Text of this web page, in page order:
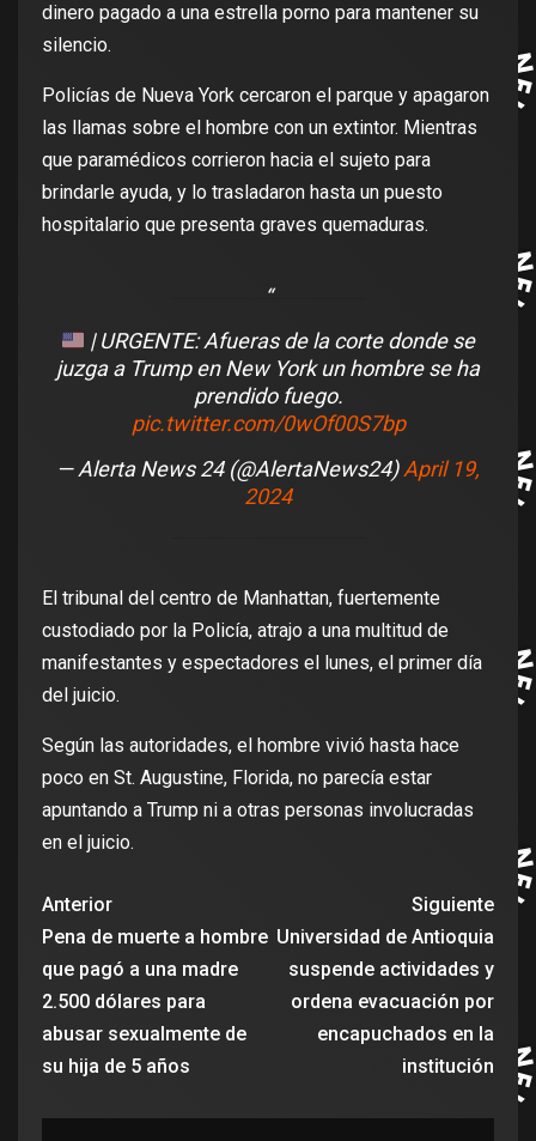
dinero pagado a una estrella porno para mantener su
silencio.
Policías de Nueva York cercaron el parque y apagaron
las llamas sobre el hombre con un extintor. Mientras
que paramédicos corrieron hacia el sujeto para
brindarle ayuda, y lo trasladaron hasta un puesto
hospitalario que presenta graves quemaduras.
| URGENTE: Afueras de la corte donde se
juzga a Trump en New York un hombre se ha
prendido fuego.
pic.twitter.com/0wOf00S7bp
— Alerta News 24 (@AlertaNews24)April 19,
2024
El tribunal del centro de Manhattan, fuertemente
custodiado por la Policía, atrajo a una multitud de
manifestantes y espectadores el lunes, el primer día
del juicio.
Según las autoridades, el hombre vivió hasta hace
poco en St. Augustine, Florida, no parecía estar
apuntando a Trump ni a otras personas involucradas
en el juicio.
Anterior
Pena de muerte a hombre
que pagó a una madre
2.500 dólares para
abusar sexualmente de
su hija de 5 años
Siguiente
Universidad de Antioquia
suspende actividades y
ordena evacuación por
encapuchados en la
institución